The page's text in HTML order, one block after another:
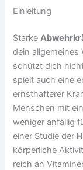
Einleitung
Starke
dein allgemeines
schützt dich
spielt auch eine
ernsthafterer
Menschen mit
weniger anfällig
einer Studie der
körperliche
reich an